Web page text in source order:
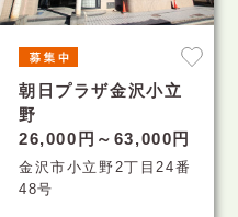
朝日プラザ金沢小立
野
26,000円～63,000円
金沢市小立野2丁目24番
48号